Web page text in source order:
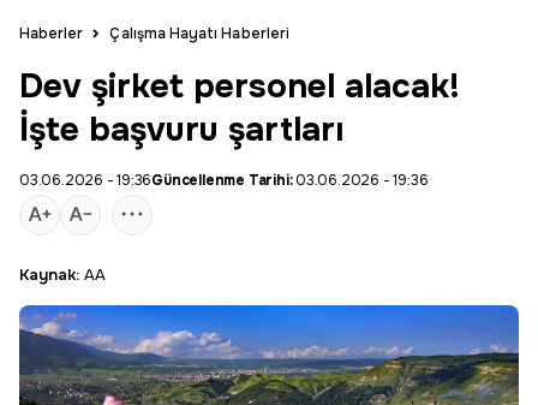
Haberler Çalışma Hayatı Haberleri
Dev şirket personel alacak!
İşte başvuru şartları
03.06.2026 - 19:36Güncellenme Tarihi:03.06.2026 - 19:36
Kaynak: AA